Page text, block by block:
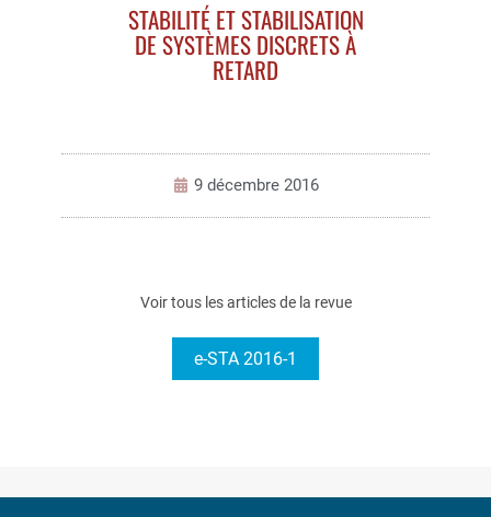
STABILITÉ ET STABILISATION
DE SYSTÈMES DISCRETS À
RETARD
9 décembre 2016
Voir tous les articles de la revue
e-STA 2016-1